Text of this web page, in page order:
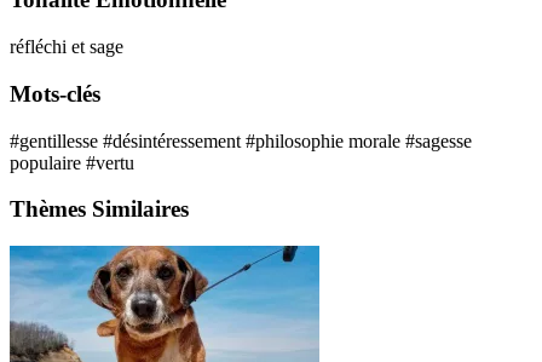
réfléchi et sage
Mots-clés
#gentillesse #désintéressement #philosophie morale #sagesse
populaire #vertu
Thèmes Similaires